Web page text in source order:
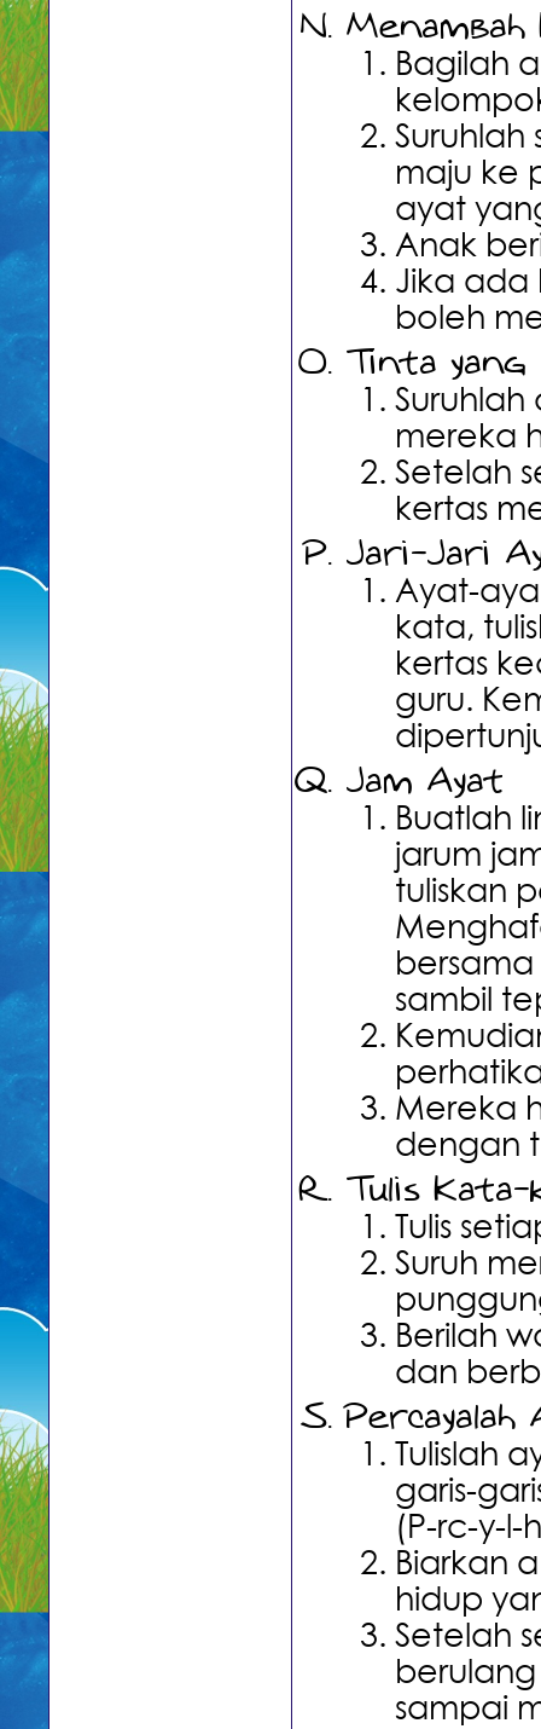
Bagilah
maju ke
ayat
Anak
Jika ada
boleh
Tinta yang
mereka
Setelah
kertas
Jari-Jari
Ayat-
kata,
kertas
guru.
Jam Ayat
Buatlah
jarum
tuliskan
sambil
Mereka
dengan
Tulis
Tulis
Suruh
Berilah
dan
Percayalah
Tulislah
garis-
(P-rc-y-l-
Biarkan
hidup
Setelah
sampai